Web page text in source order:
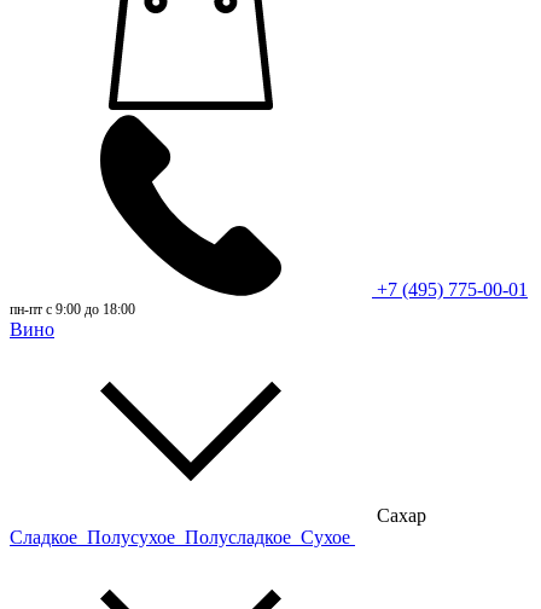
+7 (495) 775-00-01
пн-пт с 9:00 до 18:00
Вино
Сахар
Сладкое Полусухое Полусладкое Сухое